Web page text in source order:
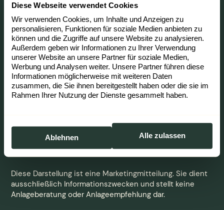
Diese Webseite verwendet Cookies
Wir verwenden Cookies, um Inhalte und Anzeigen zu
personalisieren, Funktionen für soziale Medien anbieten zu
können und die Zugriffe auf unsere Website zu analysieren.
Außerdem geben wir Informationen zu Ihrer Verwendung
unserer Website an unsere Partner für soziale Medien,
Werbung und Analysen weiter. Unsere Partner führen diese
Informationen möglicherweise mit weiteren Daten
zusammen, die Sie ihnen bereitgestellt haben oder die sie im
Rahmen Ihrer Nutzung der Dienste gesammelt haben.
Alle zulassen
Ablehnen
Impressum
Datenschutz
Disclaimer
Risikohinweis
Erstinformation
Transparenzverordnung
Cookies
© 2026 INDEX CONSULTING GMBH. ALLE RECHTE
Diese Darstellung ist eine Marketingmitteilung. Sie dient
ausschließlich Informationszwecken und stellt keine
Anlageberatung oder Anlageempfehlung dar.